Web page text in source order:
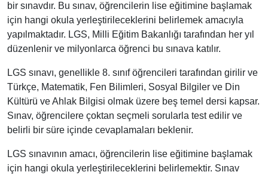
bir sınavdır. Bu sınav, öğrencilerin lise eğitimine başlamak
için hangi okula yerleştirileceklerini belirlemek amacıyla
yapılmaktadır. LGS, Milli Eğitim Bakanlığı tarafından her yıl
düzenlenir ve milyonlarca öğrenci bu sınava katılır.
LGS sınavı, genellikle 8. sınıf öğrencileri tarafından girilir ve
Türkçe, Matematik, Fen Bilimleri, Sosyal Bilgiler ve Din
Kültürü ve Ahlak Bilgisi olmak üzere beş temel dersi kapsar.
Sınav, öğrencilere çoktan seçmeli sorularla test edilir ve
belirli bir süre içinde cevaplamaları beklenir.
LGS sınavının amacı, öğrencilerin lise eğitimine başlamak
için hangi okula yerleştirileceklerini belirlemektir. Sınav